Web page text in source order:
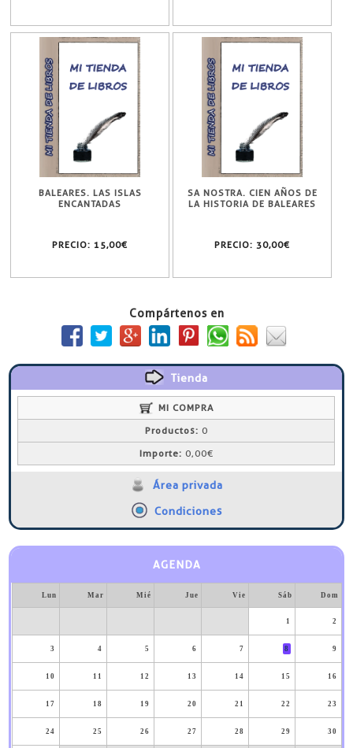
BALEARES. LAS ISLAS
ENCANTADAS
PRECIO: 15,00€
SA NOSTRA. CIEN AÑOS DE
LA HISTORIA DE BALEARES
PRECIO: 30,00€
Compártenos en
Tienda
MI COMPRA
Productos: 0
Importe: 0,00€
Área privada
Condiciones
AGENDA
Lun Mar Mié Jue Vie Sáb Dom
1 2
3 4 5 6 7 8 9
10 11 12 13 14 15 16
17 18 19 20 21 22 23
24 25 26 27 28 29 30